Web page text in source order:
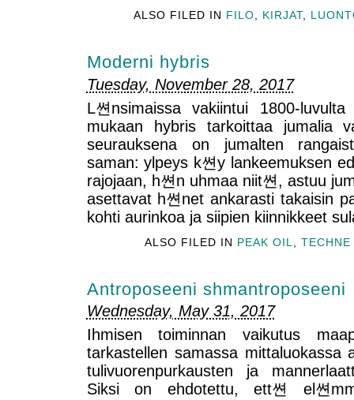
ALSO FILED IN FILO, KIRJAT,
Moderni hybris
Tuesday, November 28, 2017
L쎤nsimaissa vakiintui 1800-
mukaan hybris tarkoittaa jumalia
seurauksena on jumalten
saman: ylpeys k쎤y lankeemuksen
rajojaan, h쎤n uhmaa niit쎤, astuu
asettavat h쎤net ankarasti takaisin
kohti aurinkoa ja siipien kiinnikkeet
ALSO FILED IN PEAK OIL ,TECHNE
Antroposeeni shmantroposeeni
Wednesday, May 31, 2017
Ihmisen toiminnan vaikutus
tarkastellen samassa mittaluokassa
tulivuorenpurkausten ja
Siksi on ehdotettu, ett쎤 el쎤